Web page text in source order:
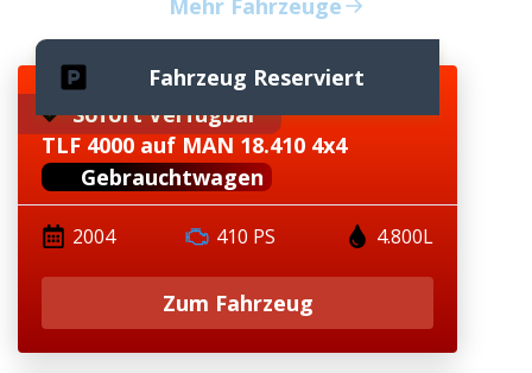
Mehr Fahrzeuge
Fahrzeug Reserviert
TLF 4000 auf MAN 18.410 4x4
Gebrauchtwagen
2004 410 PS 4.800L
Zum Fahrzeug
Sofort Verfügbar